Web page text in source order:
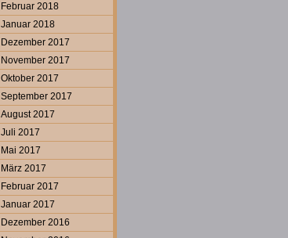
Februar 2018
Januar 2018
Dezember 2017
November 2017
Oktober 2017
September 2017
August 2017
Juli 2017
Mai 2017
März 2017
Februar 2017
Januar 2017
Dezember 2016